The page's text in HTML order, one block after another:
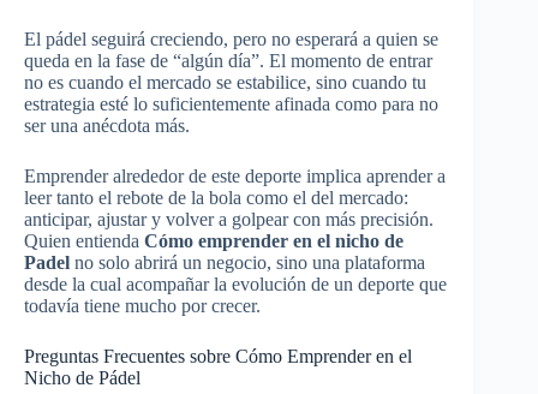
El pádel seguirá creciendo, pero no esperará a quien se
queda en la fase de “algún día”. El momento de entrar
no es cuando el mercado se estabilice, sino cuando tu
estrategia esté lo suficientemente afinada como para no
ser una anécdota más.​
Emprender alrededor de este deporte implica aprender a
leer tanto el rebote de la bola como el del mercado:
anticipar, ajustar y volver a golpear con más precisión.
Quien entienda Cómo emprender en el nicho de
Padel no solo abrirá un negocio, sino una plataforma
desde la cual acompañar la evolución de un deporte que
todavía tiene mucho por crecer.​
Preguntas Frecuentes sobre Cómo Emprender en el
Nicho de Pádel